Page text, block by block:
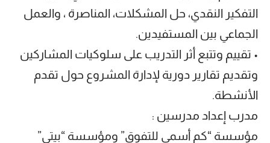
التفكير النقدي، حل المشكلات، المناصرة ، والعمل
الجماعي بين المستفيدين.
• تقييم وتتبع أثر التدريب على سلوكيات المشاركين
وتقديم تقارير دورية لإدارة المشروع حول تقدم
الأنشطة.
مدرب إعداد مدرسين :
مؤسسة “كم أسمى للتفوق” ومؤسسة “بيتي”